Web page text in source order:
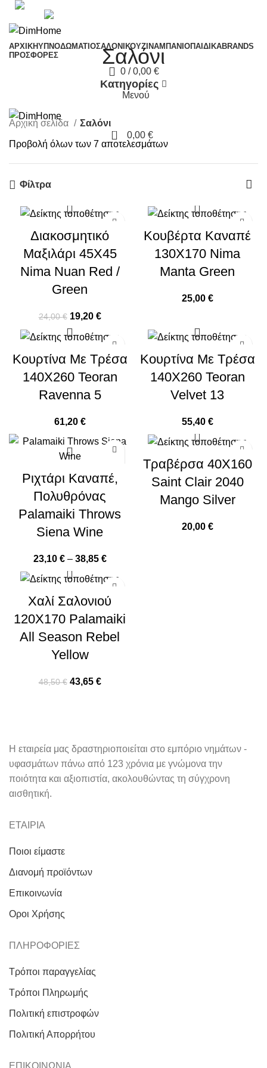
ΑΡΧΙΚΗΥΠΝΟΔΩΜΆΤΙΟΣΑΛΌΝΙ ΚΟΥΖΊΝΑΜΠΆΝΙΟΠΑΙΔΙΚΆBRANDS
ΠΡΟΣΦΟΡΈΣ
0 / 0,00 €
Μενού
0 0,00 €
Σαλόνι
Κατηγορίες
Αρχική σελίδα Σαλόνι
Προβολή όλων των 7 αποτελεσμάτων
Φίλτρα
Διακοσμητικό
Μαξιλάρι 45X45
Nima Nuan Red /
Green
24,00€ 19,20 €
Κουβέρτα Καναπέ
130X170 Nima
Manta Green
25,00 €
Κουρτίνα Με Τρέσα
140X260 Teoran
Ravenna 5
61,20 €
Κουρτίνα Με Τρέσα
140X260 Teoran
Velvet 13
55,40 €
Ριχτάρι Καναπέ,
Πολυθρόνας
Palamaiki Throws
Siena Wine
23,10 €– 38,85 €
Τραβέρσα 40X160
Saint Clair 2040
Mango Silver
20,00 €
Χαλί Σαλονιού
120X170 Palamaiki
All Season Rebel
Yellow
48,50€ 43,65 €
Η εταιρεία μας δραστηριοποιείται στο εμπόριο νημάτων -
υφασμάτων πάνω από 123 χρόνια με γνώμονα την
ποιότητα και αξιοπιστία, ακολουθώντας τη σύγχρονη
αισθητική.
ΕΤΑΙΡΙΑ
Ποιοι είμαστε
Διανομή προϊόντων
Επικοινωνία
Οροι Χρήσης
ΠΛΗΡΟΦΟΡΙΕΣ
Τρόποι παραγγελίας
Τρόποι Πληρωμής
Πολιτική επιστροφών
Πολιτική Απορρήτου
ΕΠΙΚΟΙΝΩΝΙΑ